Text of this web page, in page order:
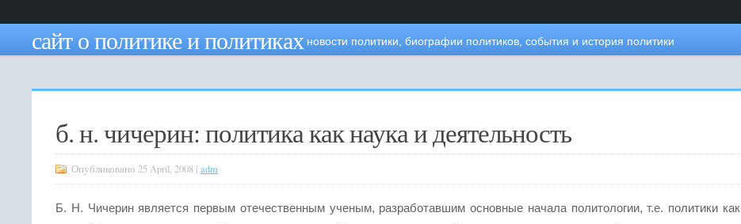
сайт о политике и политиках новости политики, биографии политиков, события и история политики
б. н. чичерин: политика как наука и деятельность
Опубликовано 25 April, 2008 | adm
Б. Н. Чичерин является первым отечественным ученым, разработавшим основные начала политологии, т.е. политики как